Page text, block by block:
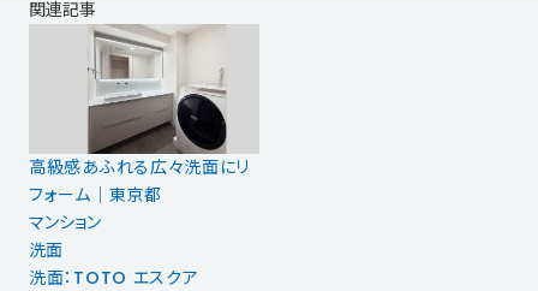
関連記事
高級感あふれる広々洗面にリ
フォーム｜東京都
マンション
洗面
洗面：TOTO エスクア